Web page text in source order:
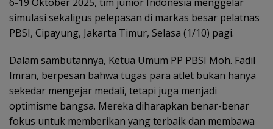
simulasi sekaligus pelepasan di markas besar pelatnas
PBSI, Cipayung, Jakarta Timur, Selasa (1/10) pagi.
Dalam sambutannya, Ketua Umum PP PBSI Moh. Fadil
Imran, berpesan bahwa tugas para atlet bukan hanya
sekedar mengejar medali, tetapi juga menjadi
optimisme bangsa. Mereka diharapkan benar-benar
fokus untuk memberikan yang terbaik dan membawa